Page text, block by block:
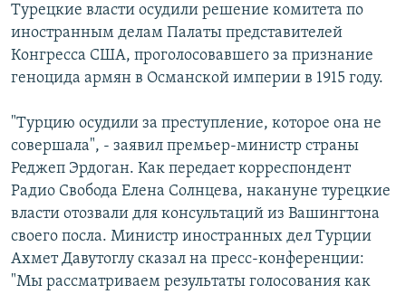
поиску
СЕВЕР.РЕАЛИИ
СИБИРЬ.РЕАЛИИ
РАСПИСАНИЕ ВЕЩАНИЯ
ПОДПИШИТЕСЬ НА РАССЫЛКУ
СОЦИАЛЬНЫЕ СЕТИ
Все сайты РСЕ/РС
Турецкие власти осудили решение комитета по
иностранным делам Палаты представителей
Конгресса США, проголосовавшего за признание
геноцида армян в Османской империи в 1915 году.
"Турцию осудили за преступление, которое она не
совершала", - заявил премьер-министр страны
Реджеп Эрдоган. Как передает корреспондент
Радио Свобода Елена Солнцева, накануне турецкие
власти отозвали для консультаций из Вашингтона
своего посла. Министр иностранных дел Турции
Ахмет Давутоглу сказал на пресс-конференции:
"Мы рассматриваем результаты голосования как